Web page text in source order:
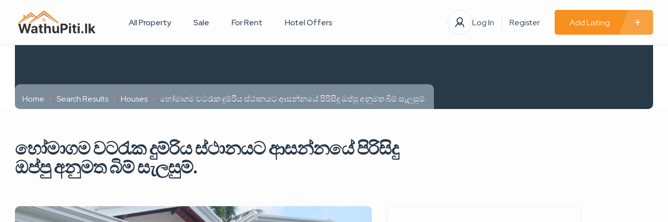
All Property Sale For Rent Hotel Offers Log In Register Add Listing
Home Search Results Houses හෝමාගම වටරැක දුම්රිය ස්ථානයට ආසන්නයේ පිරිසිදු ඔප්පු අනුමත බිම් සැලසුම්.
හෝමාගම වටරැක දුම්රිය ස්ථානයට ආසන්නයේ පිරිසිදු
ඔප්පු අනුමත බිම් සැලසුම්.